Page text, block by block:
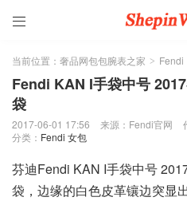

当前位置： 奢品网包包腕表之家 > Fendi
Fendi KAN I手袋中号
袋
2017-06-01 17:56 来源：Fendi官网
分类： Fendi 女包
芬迪Fendi KAN I手袋中号
袋，边缘的白色皮革镶边突显